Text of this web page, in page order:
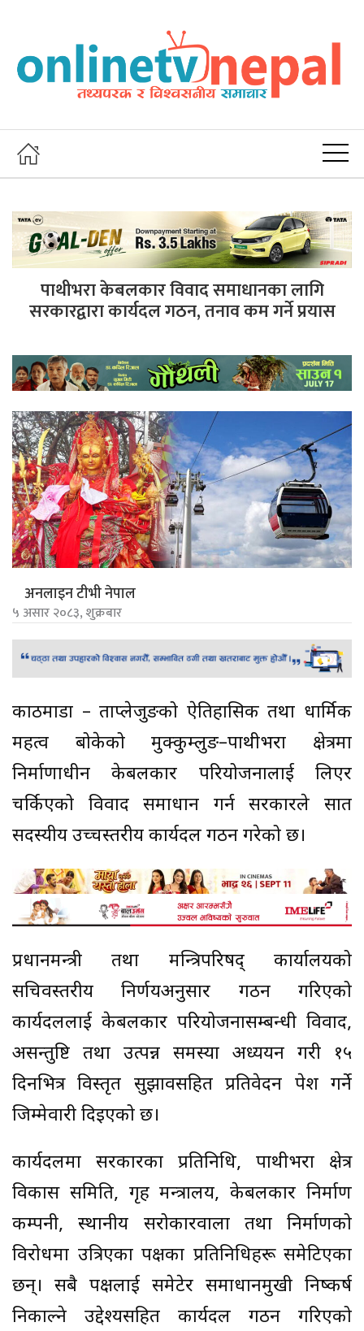
पाथीभरा केबलकार विवाद समाधानका लागि
सरकारद्वारा कार्यदल गठन, तनाव कम गर्ने प्रयास
अनलाइन टीभी नेपाल
५ असार २०८३, शुक्रबार
काठमाडौं – ताप्लेजुङको ऐतिहासिक तथा धार्मिक
महत्व बोकेको मुक्कुम्लुङ–पाथीभरा क्षेत्रमा
निर्माणाधीन केबलकार परियोजनालाई लिएर
चर्किएको विवाद समाधान गर्न सरकारले सात
सदस्यीय उच्चस्तरीय कार्यदल गठन गरेको छ।
प्रधानमन्त्री तथा मन्त्रिपरिषद् कार्यालयको
सचिवस्तरीय निर्णयअनुसार गठन गरिएको
कार्यदललाई केबलकार परियोजनासम्बन्धी विवाद,
असन्तुष्टि तथा उत्पन्न समस्या अध्ययन गरी १५
दिनभित्र विस्तृत सुझावसहित प्रतिवेदन पेश गर्ने
जिम्मेवारी दिइएको छ।
कार्यदलमा सरकारका प्रतिनिधि, पाथीभरा क्षेत्र
विकास समिति, गृह मन्त्रालय, केबलकार निर्माण
कम्पनी, स्थानीय सरोकारवाला तथा निर्माणको
विरोधमा उत्रिएका पक्षका प्रतिनिधिहरू समेटिएका
छन्। सबै पक्षलाई समेटेर समाधानमुखी निष्कर्ष
निकाल्ने उद्देश्यसहित कार्यदल गठन गरिएको